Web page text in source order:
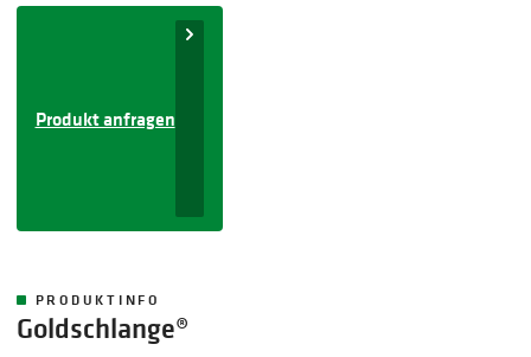
Produkt anfragen
PRODUKTINFO
Goldschlange®